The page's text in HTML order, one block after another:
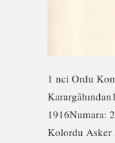
1 nci Ordu
1916Numara:
Kolordu Asker